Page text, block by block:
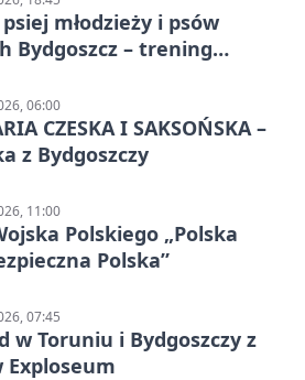
młodzieży i psów
Bydgoszcz – trening
06:00
CZESKA I SAKSOŃSKA –
z Bydgoszczy
11:00
Polskiego „Polska
Polska”
07:45
w Toruniu i Bydgoszczy z